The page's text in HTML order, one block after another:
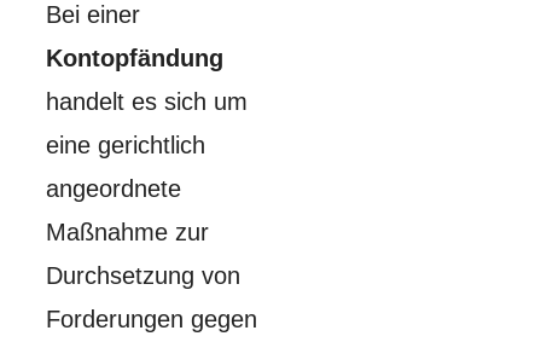
Bei einer
Kontopfändung
handelt es sich um
eine gerichtlich
angeordnete
Maßnahme zur
Durchsetzung von
Forderungen gegen